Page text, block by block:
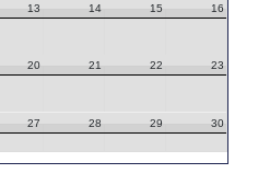
13 14 15 16
20 21 22 23
27 28 29 30